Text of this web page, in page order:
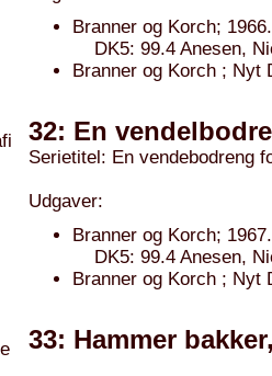
Branner og Korch; 1966.
DK5: 99.4 Anesen,
Branner og Korch ; Nyt
32: En
Serietitel: En vendebodreng
Udgaver:
Branner og Korch; 1967.
DK5: 99.4 Anesen,
Branner og Korch ; Nyt
33: Hammer